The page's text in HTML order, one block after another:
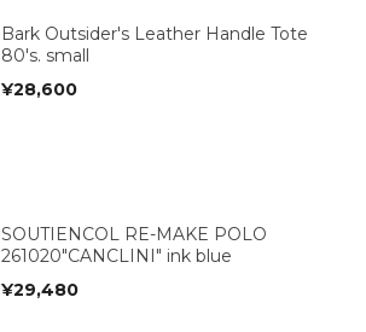
Bark Outsider's Leather Handle Tote
80's. small
¥28,600
SOUTIENCOL RE-MAKE POLO
261020"CANCLINI" ink blue
¥29,480